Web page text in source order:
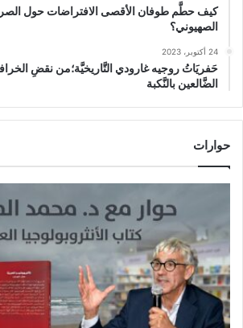
كيف حطَّم طوفان الأقصى الافتراضات حول
الصهيوني؟
24 أكتوبر، 2023
حَفريَاتُ روجيه غارودي التَّاريخيَّة؛من نقضِ الخرافةِ
الضَّالعين بالنَّكبة
حوارات